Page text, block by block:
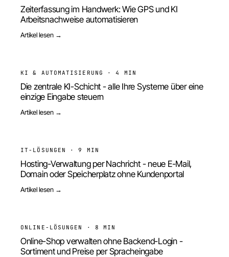
Zeiterfassung im Handwerk: Wie GPS und KI
Arbeitsnachweise automatisieren
Artikel lesen →
KI & AUTOMATISIERUNG ·4 MIN
Die zentrale KI-Schicht - alle Ihre Systeme über eine
einzige Eingabe steuern
Artikel lesen →
IT-LÖSUNGEN ·9 MIN
Hosting-Verwaltung per Nachricht - neue E-Mail,
Domain oder Speicherplatz ohne Kundenportal
Artikel lesen →
ONLINE-LÖSUNGEN · 8 MIN
Online-Shop verwalten ohne Backend-Login -
Sortiment und Preise per Spracheingabe